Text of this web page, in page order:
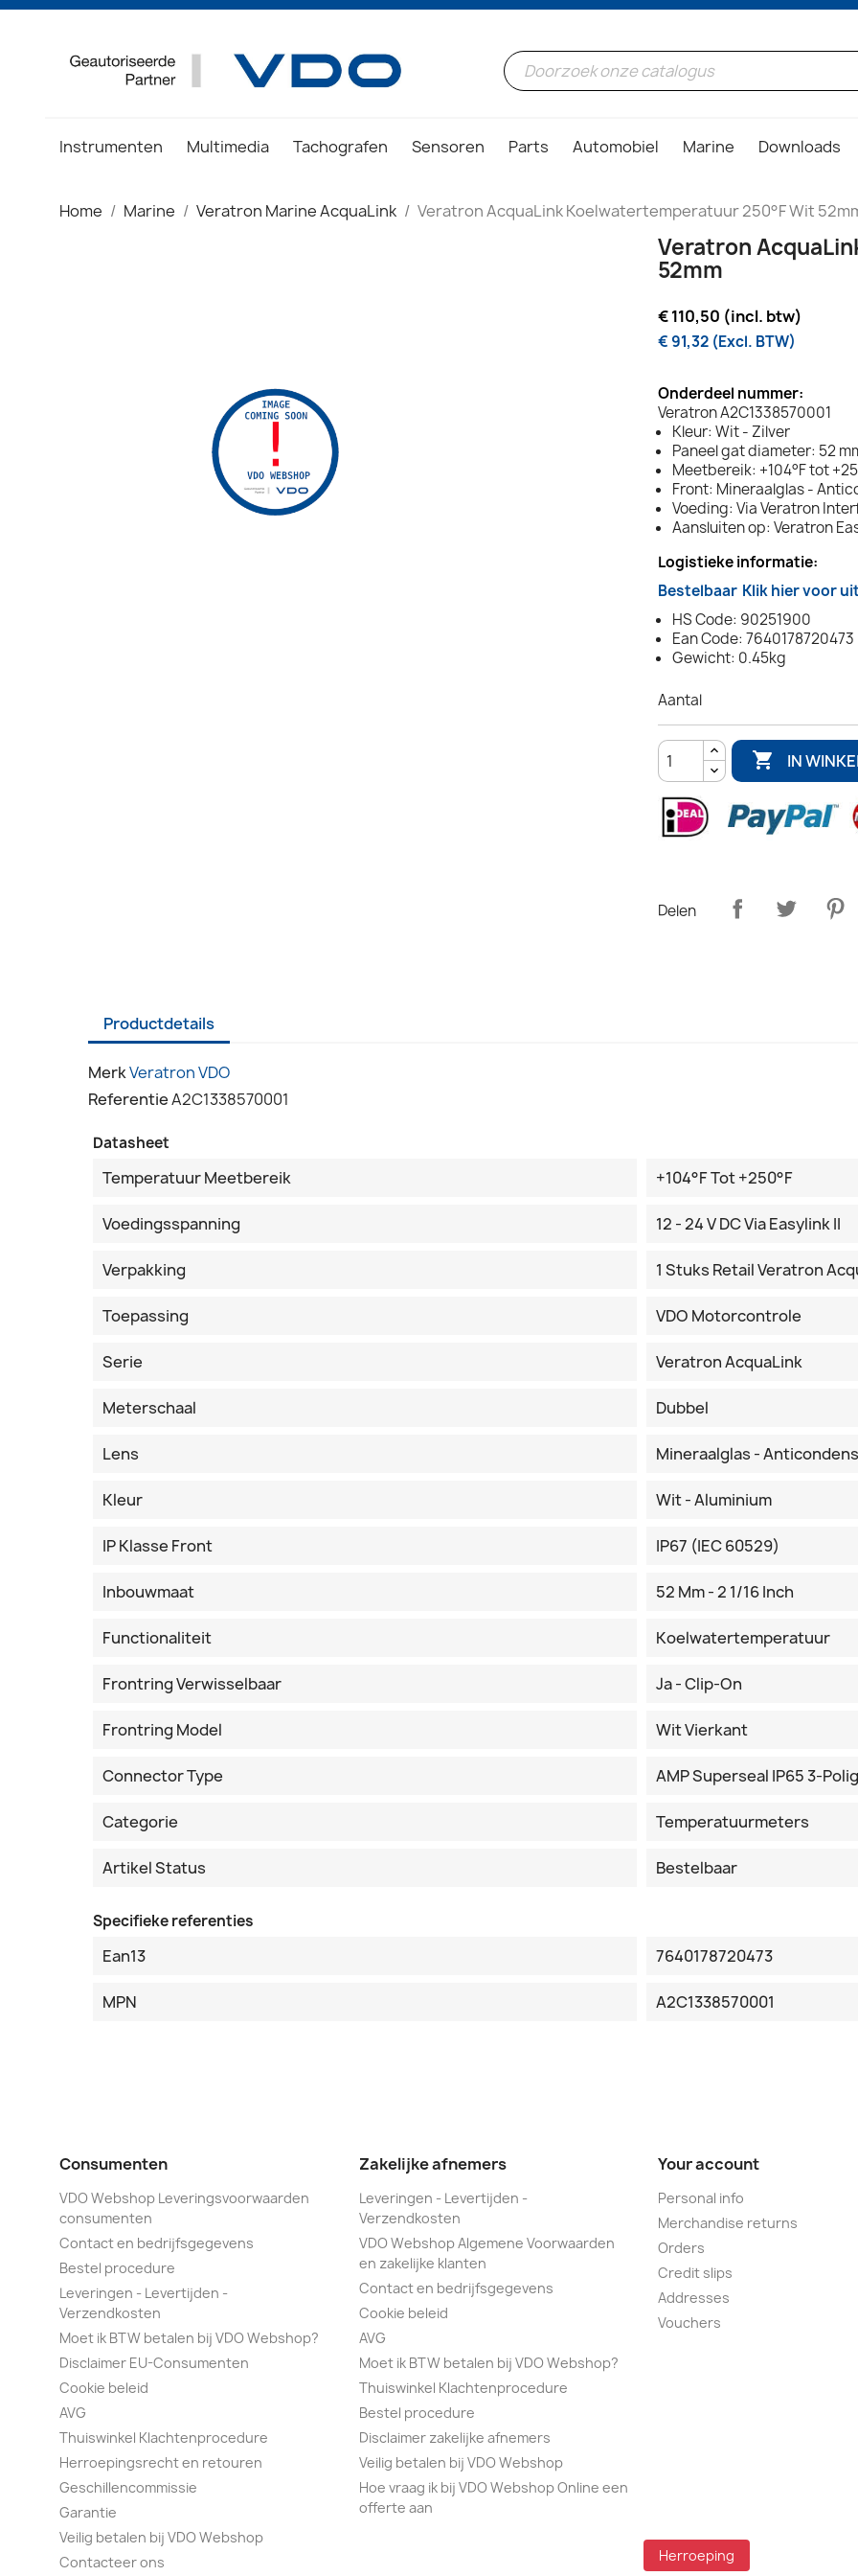
Instrumenten Multimedia Tachografen Sensoren Parts Automobiel Marine Downloads
Home Marine Veratron Marine AcquaLink Veratron AcquaLink Koelwatertemperatuur 250°F Wit
Veratron
52mm
€ 110,50 (incl. btw)
€ 91,32 (Excl. BTW)
Onderdeel nummer:
Veratron A2C1338570001
Kleur: Wit - Zilver
Paneel gat diameter: 52
Meetbereik: +104°F tot
Front: Mineraalglas -
Voeding: Via Veratron
Aansluiten op: Veratron
Logistieke informatie:
Bestelbaar Klik hier voor
HS Code: 90251900
Ean Code: 7640178720473
Gewicht: 0.45kg
Aantal
 IN
Delen
Productdetails
MerkVeratron VDO
ReferentieA2C1338570001
Datasheet
Temperatuur Meetbereik +104°F Tot +250°F
Voedingsspanning 12 - 24 V DC Via Easylink II
Verpakking 1 Stuks Retail Veratron
Toepassing VDO Motorcontrole
Serie Veratron AcquaLink
Meterschaal Dubbel
Lens Mineraalglas - Anticondens
Kleur Wit - Aluminium
IP Klasse Front IP67 (IEC 60529)
Inbouwmaat 52 Mm - 2 1/16 Inch
Functionaliteit Koelwatertemperatuur
Frontring Verwisselbaar Ja - Clip-On
Frontring Model Wit Vierkant
Connector Type AMP Superseal IP65 3-Polig
Categorie Temperatuurmeters
Artikel Status Bestelbaar
Specifieke referenties
Ean13 7640178720473
MPN A2C1338570001
Consumenten
VDO Webshop Leveringsvoorwaarden
consumenten
Contact en bedrijfsgegevens
Bestel procedure
Leveringen - Levertijden -
Verzendkosten
Moet ik BTW betalen bij VDO Webshop?
Disclaimer EU-Consumenten
Cookie beleid
AVG
Thuiswinkel Klachtenprocedure
Herroepingsrecht en retouren
Geschillencommissie
Garantie
Veilig betalen bij VDO Webshop
Contacteer ons
Zakelijke afnemers
Leveringen - Levertijden -
Verzendkosten
VDO Webshop Algemene Voorwaarden
en zakelijke klanten
Contact en bedrijfsgegevens
Cookie beleid
AVG
Moet ik BTW betalen bij VDO Webshop?
Thuiswinkel Klachtenprocedure
Bestel procedure
Disclaimer zakelijke afnemers
Veilig betalen bij VDO Webshop
Hoe vraag ik bij VDO Webshop Online een
offerte aan
Your account
Personal info
Merchandise returns
Orders
Credit slips
Addresses
Vouchers
Herroeping